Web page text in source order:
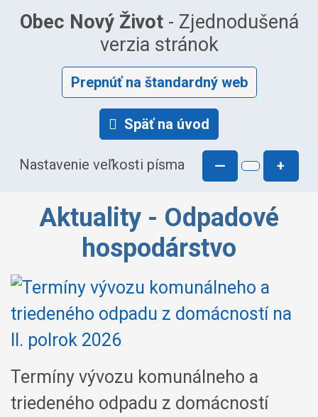
Obec Nový Život- Zjednodušená
verzia stránok
Prepnúť na štandardný web
Späť na úvod
Nastavenie veľkosti písma — +
Aktuality - Odpadové
hospodárstvo
Termíny vývozu komunálneho a
triedeného odpadu z domácností